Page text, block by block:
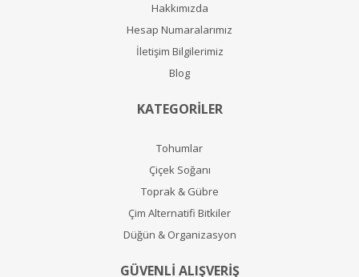
Hakkımızda
Hesap Numaralarımız
İletişim Bilgilerimiz
Blog
KATEGORİLER
Tohumlar
Çiçek Soğanı
Toprak & Gübre
Çim Alternatifi Bitkiler
Düğün & Organizasyon
GÜVENLİ ALIŞVERİŞ